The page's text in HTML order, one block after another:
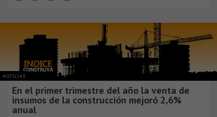
NOTICIAS
En el primer trimestre del año la venta de
insumos de la construcción mejoró 2,6%
anual